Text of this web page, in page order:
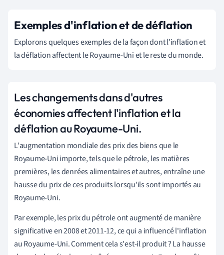
Exemples d'inflation et de déflation
Explorons quelques exemples de la façon dont l'inflation et
la déflation affectent le Royaume-Uni et le reste du monde.
Les changements dans d'autres
économies affectent l'inflation et la
déflation au Royaume-Uni.
L'augmentation mondiale des prix des biens que le
Royaume-Uni importe, tels que le pétrole, les matières
premières, les denrées alimentaires et autres, entraîne une
hausse du prix de ces produits lorsqu'ils sont importés au
Royaume-Uni.
Par exemple, les prix du pétrole ont augmenté de manière
significative en 2008 et 2011-12, ce qui a influencé l'inflation
au Royaume-Uni. Comment cela s'est-il produit ? La hausse